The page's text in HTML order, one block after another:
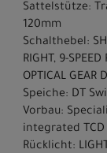
Sattelstütze:
120mm
Schalthebel:
RIGHT, 9-
OPTICAL GEAR
Speiche: DT
Vorbau:
integrated
Rücklicht: